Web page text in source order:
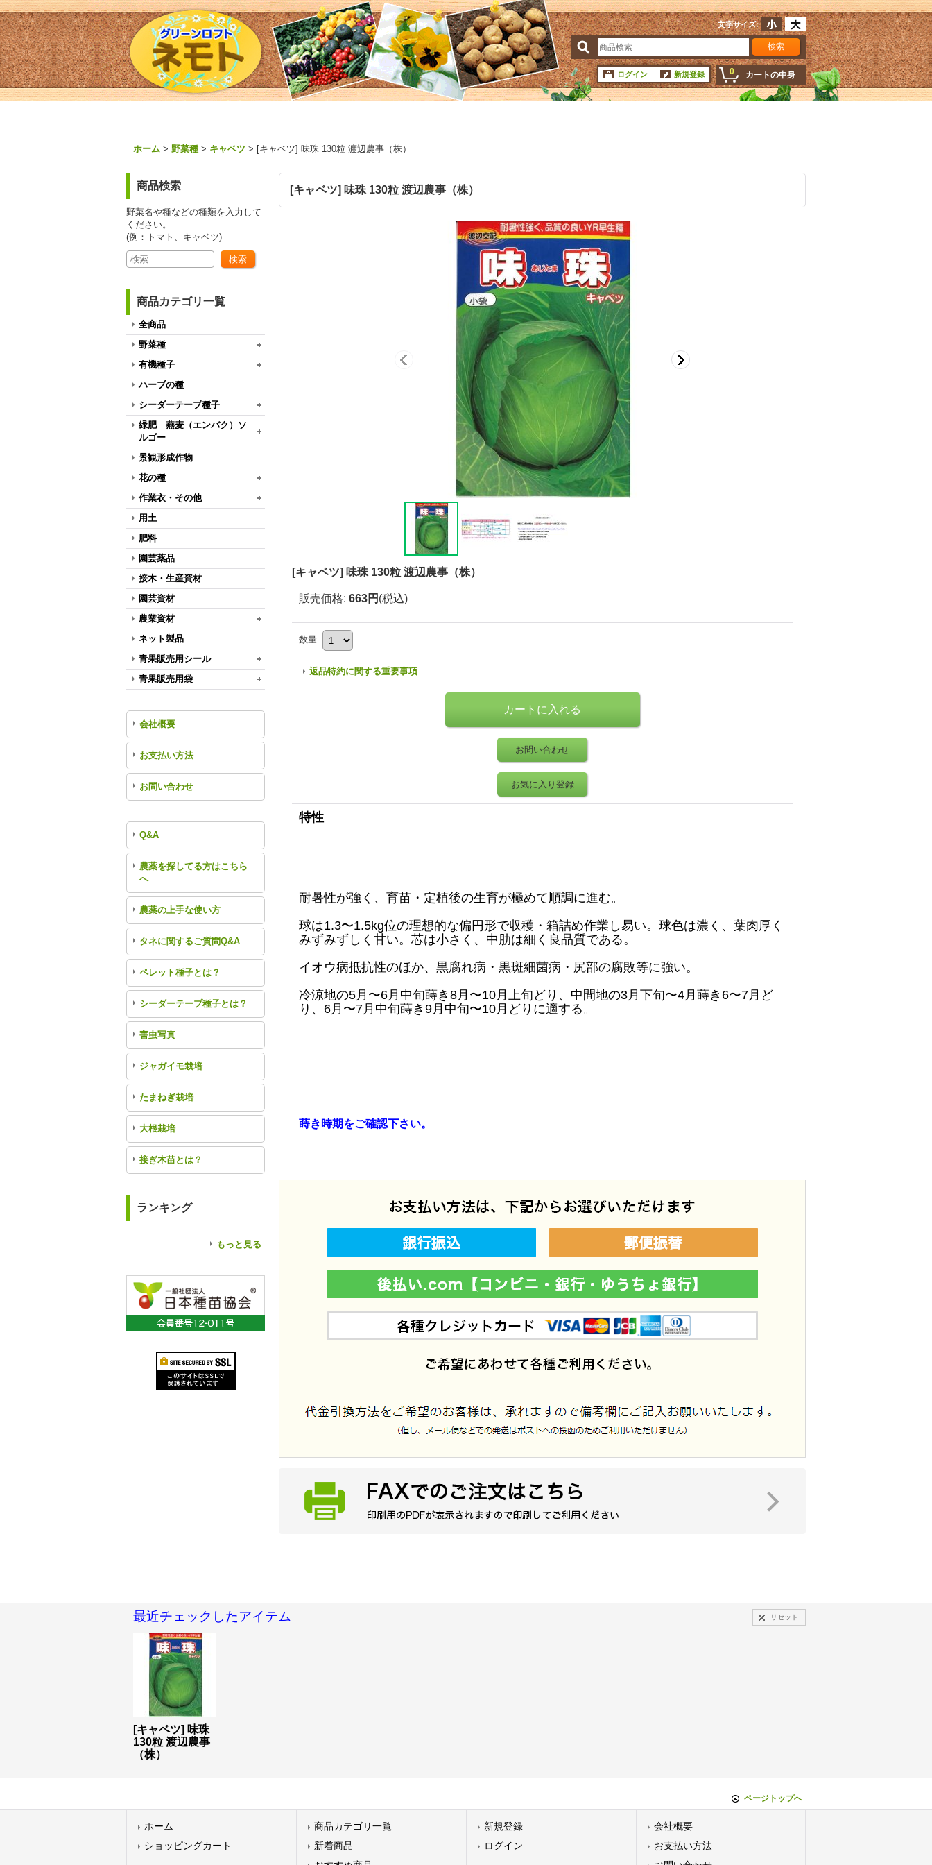
文字サイズ:
0 カートの中身
ログイン 新規登録
ホーム > 野菜種 > キャベツ > [キャベツ] 味珠 130粒 渡辺農事（株）
商品検索
野菜名や種などの種類を入力して
ください。
(例：トマト、キャベツ)
商品カテゴリ一覧
全商品
野菜種
有機種子
ハーブの種
シーダーテープ種子
緑肥 燕麦（エンバク）ソ
ルゴー
景観形成作物
花の種
作業衣・その他
用土
肥料
園芸薬品
接木・生産資材
園芸資材
農業資材
ネット製品
青果販売用シール
青果販売用袋
会社概要
お支払い方法
お問い合わせ
Q&A
農薬を探してる方はこちら
へ
農薬の上手な使い方
タネに関するご質問Q&A
ペレット種子とは？
シーダーテープ種子とは？
害虫写真
ジャガイモ栽培
たまねぎ栽培
大根栽培
接ぎ木苗とは？
ランキング
もっと見る
[キャベツ] 味珠 130粒 渡辺農事（株）
[キャベツ] 味珠 130粒 渡辺農事（株）
販売価格: 663円 (税込)
数量:
返品特約に関する重要事項
お問い合わせ
お気に入り登録
特性
耐暑性が強く、育苗・定植後の生育が極めて順調に進む。
球は1.3〜1.5kg位の理想的な偏円形で収穫・箱詰め作業し易い。球色は濃く、葉肉厚く
みずみずしく甘い。芯は小さく、中肋は細く良品質である。
イオウ病抵抗性のほか、黒腐れ病・黒斑細菌病・尻部の腐敗等に強い。
冷涼地の5月〜6月中旬蒔き8月〜10月上旬どり、中間地の3月下旬〜4月蒔き6〜7月ど
り、6月〜7月中旬蒔き9月中旬〜10月どりに適する。
蒔き時期をご確認下さい。
最近チェックしたアイテム リセット
[キャベツ] 味珠
130粒 渡辺農事
（株）
ページトップへ
ホーム
ショッピングカート
商品カテゴリ一覧
新着商品
新規登録
ログイン
会社概要
お支払い方法